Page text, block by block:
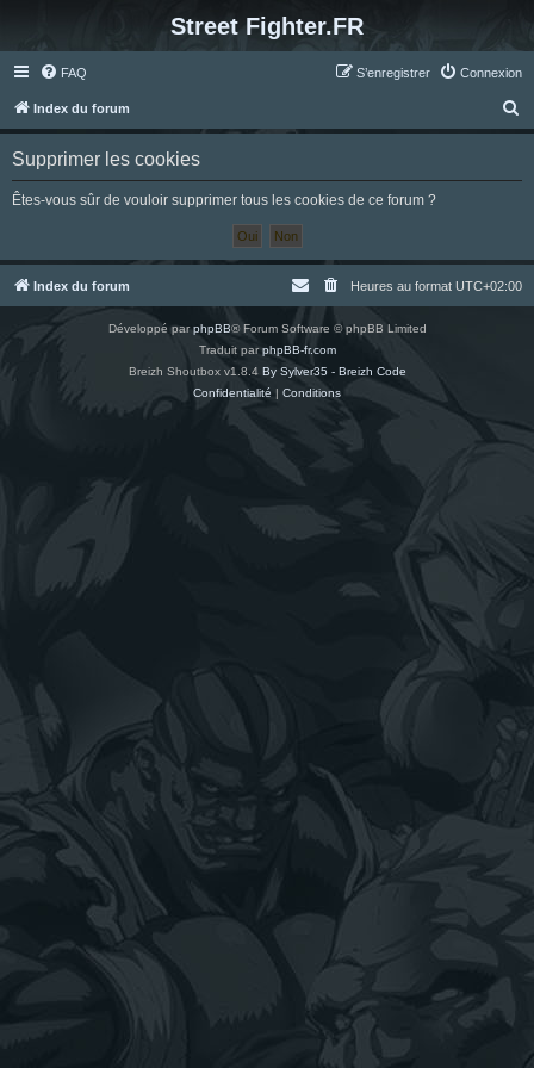
Street Fighter.FR
FAQ Connexion
S’enregistrer
Index du forum
e
h
Supprimer les cookies
Êtes-vous sûr de vouloir supprimer tous les cookies de ce forum ?
Index du forum Heures au format UTC+02:00
Développé parphpBB® Forum Software © phpBB Limited
Traduit parphpBB-fr.com
Breizh Shoutbox v1.8.4 By Sylver35 - Breizh Code
Confidentialité | Conditions